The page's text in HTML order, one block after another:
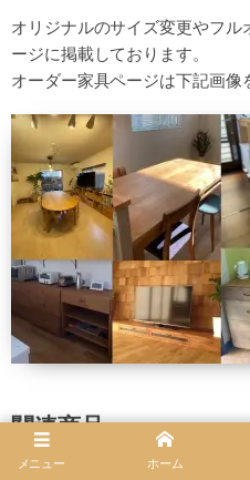
オリジナルのサイズ変更やフ
ージに掲載しております。
オーダー家具ページは下記画像
関連商品
メニュー ホーム